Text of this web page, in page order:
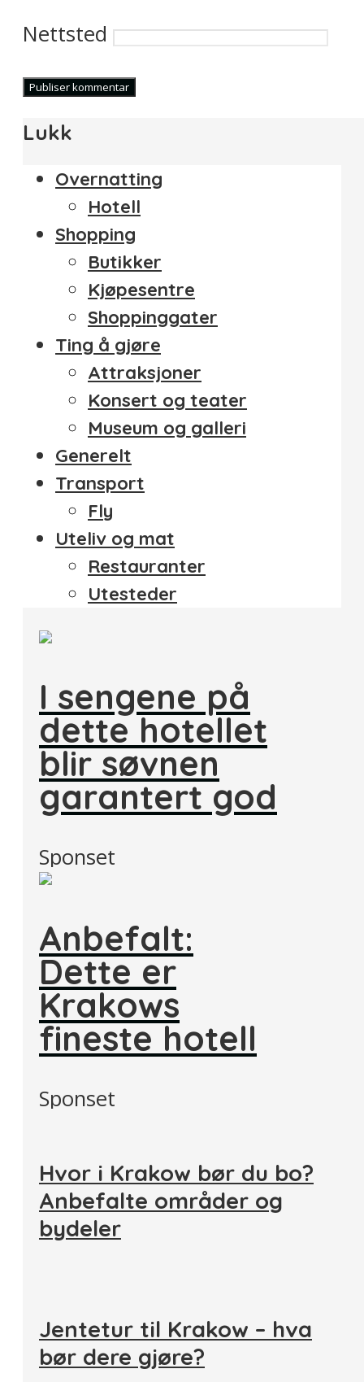
Nettsted
Lukk
Overnatting
Hotell
Shopping
Butikker
Kjøpesentre
Shoppinggater
Ting å gjøre
Attraksjoner
Konsert og teater
Museum og galleri
Generelt
Transport
Fly
Uteliv og mat
Restauranter
Utesteder
I sengene på
dette hotellet
blir søvnen
garantert god
Sponset
Anbefalt:
Dette er
Krakows
fineste hotell
Sponset
Hvor i Krakow bør du bo?
Anbefalte områder og
bydeler
Jentetur til Krakow – hva
bør dere gjøre?